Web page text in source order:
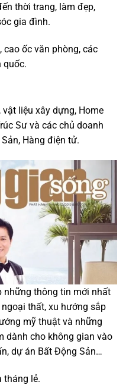
thời trang, làm đẹp,
gia đình.
cao ốc văn phòng, các
quốc.
liệu xây dựng, Home
Sư và các chủ doanh
Hàng điện tử.
những thông tin mới nhất
thất, xu hướng sắp
mỹ thuật và những
dành cho không gian vào
dự án Bất Động Sản…
tháng lẻ.